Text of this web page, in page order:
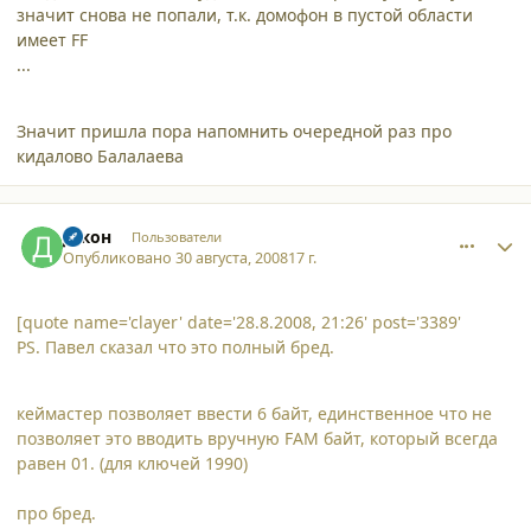
значит снова не попали, т.к. домофон в пустой области
имеет FF
...
Значит пришла пора напомнить очередной раз про
кидалово Балалаева
Джон Пользователи
Опубликовано30 августа, 200817 г.
[quote name='clayer' date='28.8.2008, 21:26' post='3389'
PS. Павел сказал что это полный бред.
кеймастер позволяет ввести 6 байт, единственное что не
позволяет это вводить вручную FAM байт, который всегда
равен 01. (для ключей 1990)
про бред.